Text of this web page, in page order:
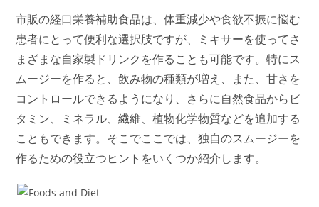
市販の経口栄養補助食品は、体重減少や​​食欲不振に悩む
患者にとって便利な選択肢ですが、ミキサーを使ってさ
まざまな自家製ドリンクを作ることも可能です。特にス
ムージーを作ると、飲み物の種類が増え、また、甘さを
コントロールできるようになり、さらに自然食品からビ
タミン、ミネラル、繊維、植物化学物質などを追加する
こともできます。そこでここでは、独自のスムージーを
作るための役立つヒントをいくつか紹介します。